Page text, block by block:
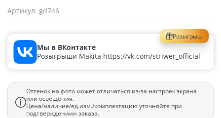
Артикул: gd746
Розыгрыш
Мы в ВКонтакте
Розыгрыши Makita https://vk.com/striwer_official
Оттенок на фото может отличаться из-за настроек экрана
или освещения.
Цена/наличие/ед.изм./комплектацию уточняйте при
подтверждениии заказа.